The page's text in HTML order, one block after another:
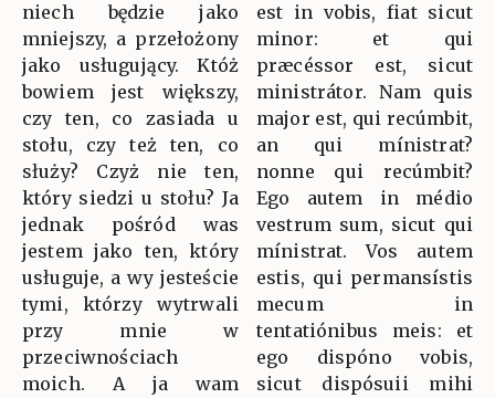
niech będzie jako
mniejszy, a przełożony
jako usługujący. Któż
bowiem jest większy,
czy ten, co zasiada u
stołu, czy też ten, co
służy? Czyż nie ten,
który siedzi u stołu? Ja
jednak pośród was
jestem jako ten, który
usługuje, a wy jesteście
tymi, którzy wytrwali
przy mnie w
przeciwnościach
moich. A ja wam
est in vobis, fiat sicut
minor: et qui
præcéssor est, sicut
ministrátor. Nam quis
major est, qui recúmbit,
an qui mínistrat?
nonne qui recúmbit?
Ego autem in médio
vestrum sum, sicut qui
mínistrat. Vos autem
estis, qui permansístis
mecum in
tentatiónibus meis: et
ego dispóno vobis,
sicut dispósuii mihi